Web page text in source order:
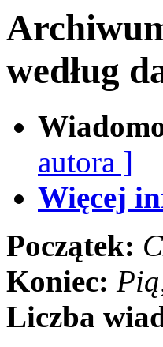
według
autora ]
Więcej
Początek:
Koniec:
Liczba